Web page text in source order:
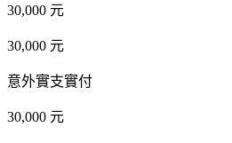
30,000 元
30,000 元
意外實支實付
30,000 元